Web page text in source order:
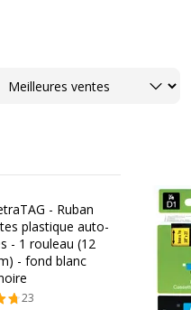
Trier
- Ruban
plastique auto-
- 1 rouleau (12
- fond blanc
23